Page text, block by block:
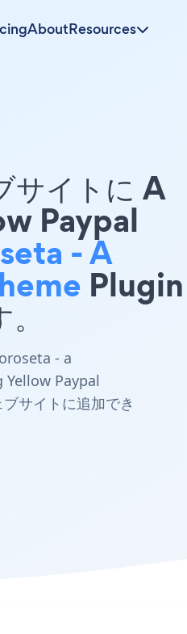
AboutResources
サイトに A
Paypal
- A
Plugin
- a
Paypal
サイトに追加でき